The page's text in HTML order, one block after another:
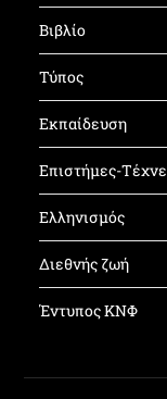
Βιβλίο
Τύπος
Εκπαίδευση
Επιστήμες-
Ελληνισμός
Διεθνής ζωή
Έντυπος ΚΝΦ